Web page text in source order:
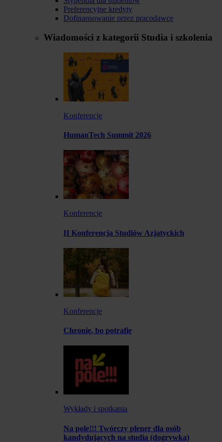
Preferencyjne kredyty
Dofinansowanie przez pracodawcę
Wiadomości z kategorii Studia i szkolenia
Konferencje
HumanTech Summit 2026
Konferencje
II Konferencja Studiów Azjatyckich
Konferencje
Chronię, bo potrafię
Wykłady i spotkania
Na pole!!! Twórczy plener dla osób
kandydujących na studia (dogrywka)